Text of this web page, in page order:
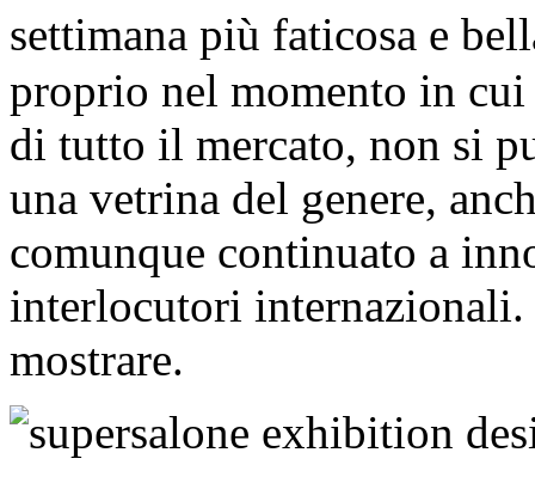
settimana più faticosa e
proprio nel momento in
di tutto il mercato, non si
una vetrina del genere,
comunque continuato a
interlocutori internazionali.
mostrare.